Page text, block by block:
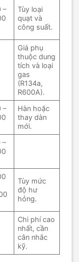
–
Tùy loại
quạt và
công suất.
Giá phụ
thuộc dung
tích và loại
gas
(R134a,
R600A).
–
Hàn hoặc
thay dàn
mới.
–
Tùy mức
độ hư
hỏng.
Chi phí cao
nhất, cần
cân nhắc
kỹ.